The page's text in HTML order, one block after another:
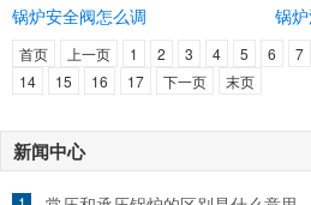
锅炉安全阀怎么调 锅
首页 上一页 1 2 3 4 5 6 7
14
15 16 17 下一页 末页
新闻中心